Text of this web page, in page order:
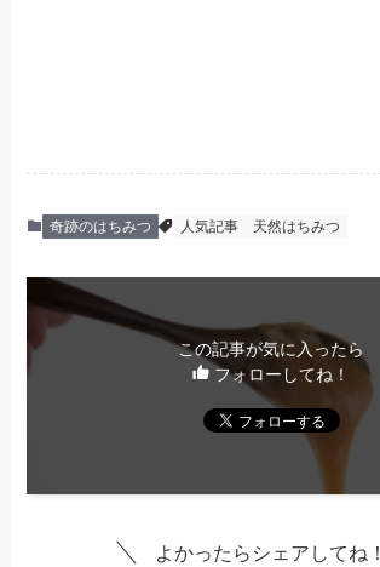
奇跡のはちみつ 人気記事 天然はちみつ
この記事が気に入ったら
フォローしてね！
よかったらシェアしてね！